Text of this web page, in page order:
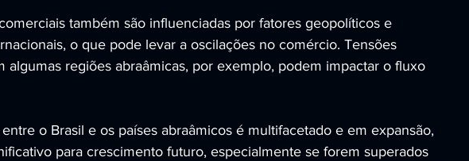
também são influenciadas por fatores geopolíticos e
o que pode levar a oscilações no comércio. Tensões
algumas regiões abraâmicas, por exemplo, podem impactar o fluxo
o Brasil e os países abraâmicos é multifacetado e em expansão,
para crescimento futuro, especialmente se forem superados